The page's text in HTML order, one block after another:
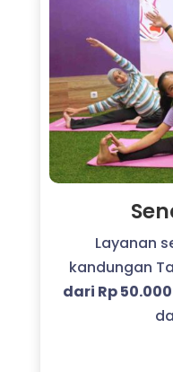
Layanan
kandungan
dari Rp 50.000